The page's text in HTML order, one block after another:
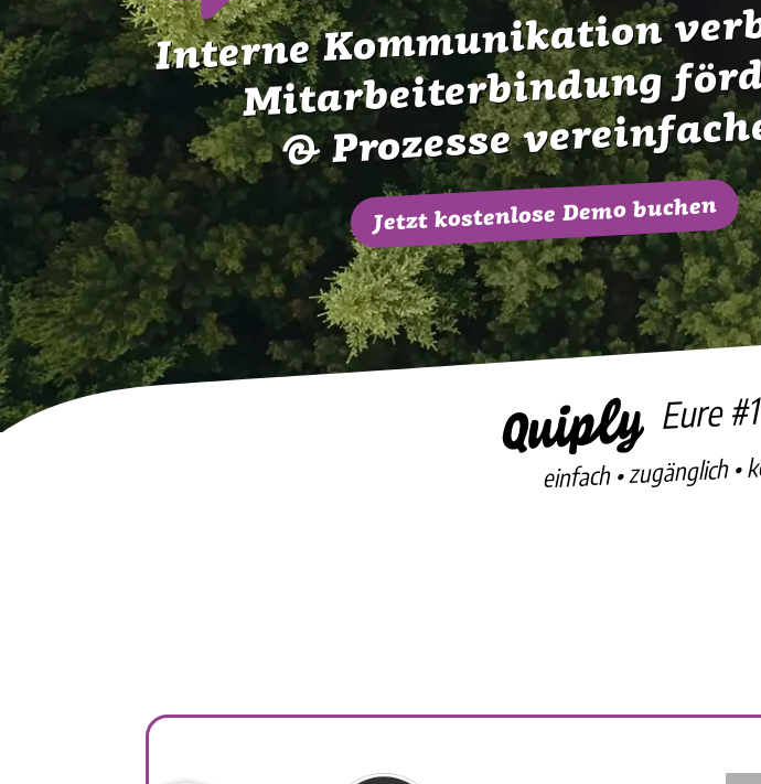
Interne Kommunikation
Mitarbeiterbindung
& Prozesse
Jetzt kostenlose Demo buchen
Eure
einfach • zugänglich